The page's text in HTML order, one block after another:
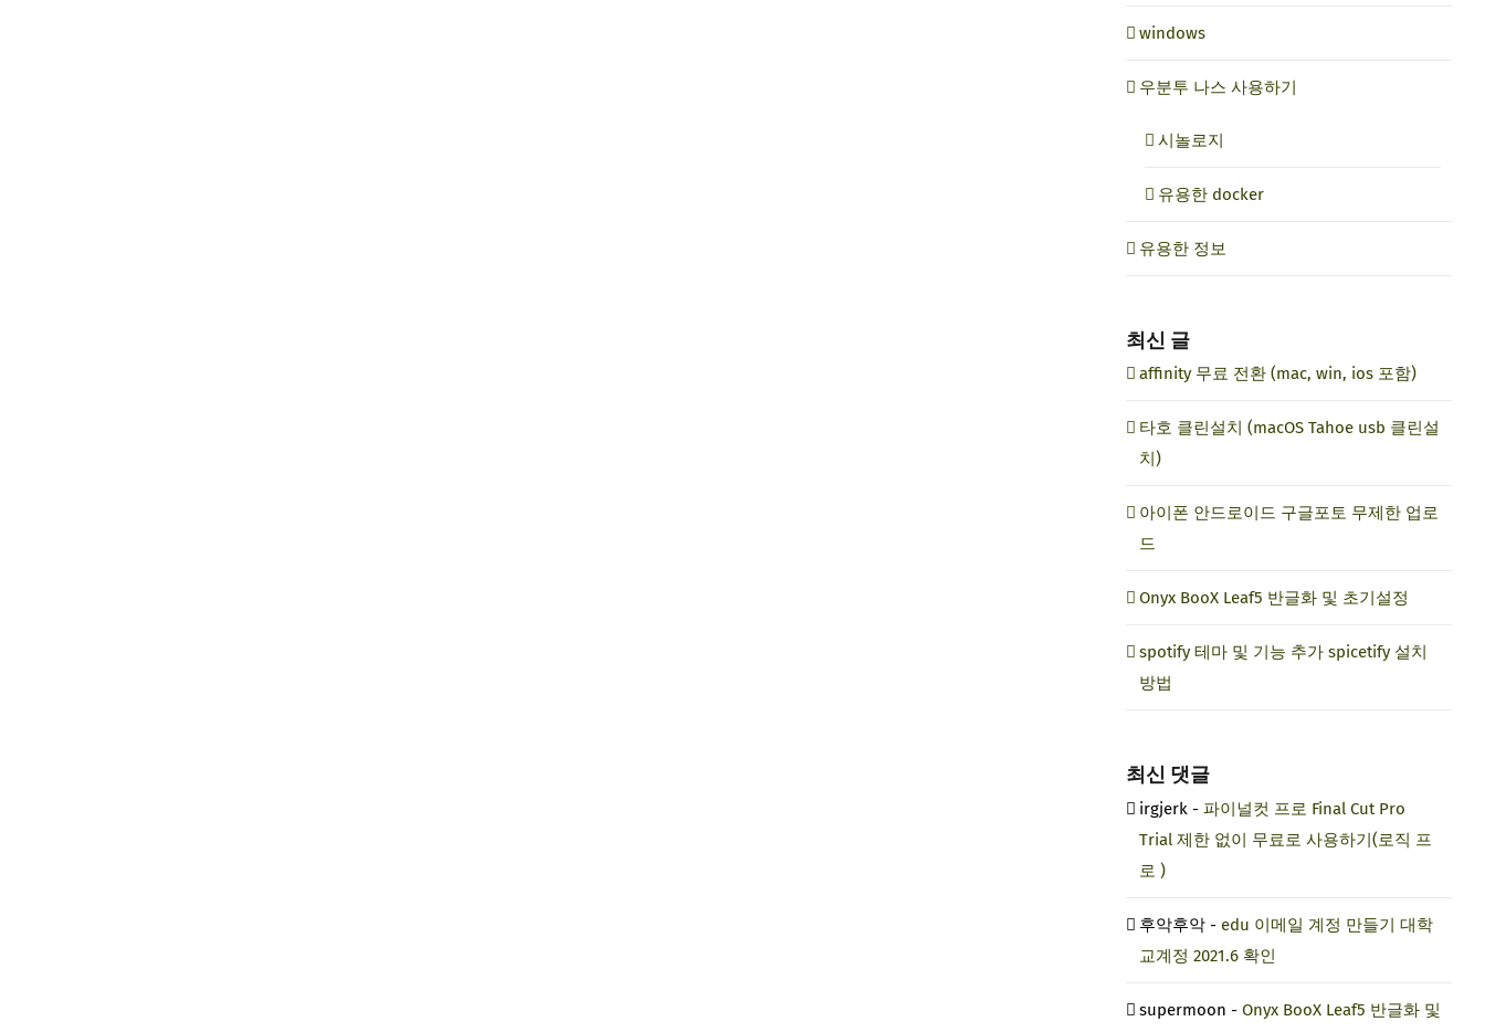
windows
우분투 나스 사용하기
시놀로지
유용한 docker
유용한 정보
최신 글
affinity 무료 전환 (mac, win, ios 포함)
타호 클린설치 (macOS Tahoe usb 클린설
치)
아이폰 안드로이드 구글포토 무제한 업로
드
Onyx BooX Leaf5 반글화 및 초기설정
spotify 테마 및 기능 추가 spicetify 설치
방법
최신 댓글
irgjerk- 파이널컷 프로 Final Cut Pro
Trial 제한 없이 무료로 사용하기(로직 프
로 )
후악후악- edu 이메일 계정 만들기 대학
교계정 2021.6 확인
supermoon - Onyx BooX Leaf5 반글화 및